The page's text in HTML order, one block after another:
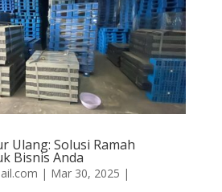
Ulang: Solusi Ramah
Bisnis Anda
| Mar 30, 2025 |